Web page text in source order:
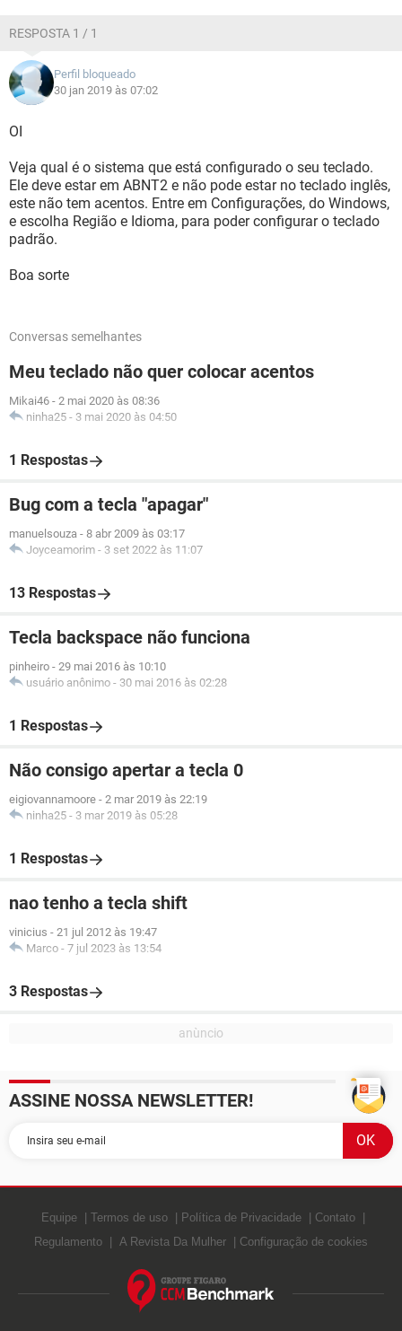
RESPOSTA 1 / 1
Perfil bloqueado
30 jan 2019 às 07:02
OI
Veja qual é o sistema que está configurado o seu teclado.
Ele deve estar em ABNT2 e não pode estar no teclado inglês,
este não tem acentos. Entre em Configurações, do Windows,
e escolha Região e Idioma, para poder configurar o teclado
padrão.
Boa sorte
Conversas semelhantes
Meu teclado não quer colocar acentos
Mikai46 - 2 mai 2020 às 08:36
ninha25 - 3 mai 2020 às 04:50
1 Respostas
Bug com a tecla "apagar"
manuelsouza - 8 abr 2009 às 03:17
Joyceamorim - 3 set 2022 às 11:07
13 Respostas
Tecla backspace não funciona
pinheiro - 29 mai 2016 às 10:10
usuário anônimo - 30 mai 2016 às 02:28
1 Respostas
Não consigo apertar a tecla 0
eigiovannamoore - 2 mar 2019 às 22:19
ninha25 - 3 mar 2019 às 05:28
1 Respostas
nao tenho a tecla shift
vinicius - 21 jul 2012 às 19:47
Marco - 7 jul 2023 às 13:54
3 Respostas
ASSINE NOSSA NEWSLETTER!
Equipe Termos de uso Política de Privacidade
Contato
Regulamento
A Revista Da Mulher Configuração de cookies